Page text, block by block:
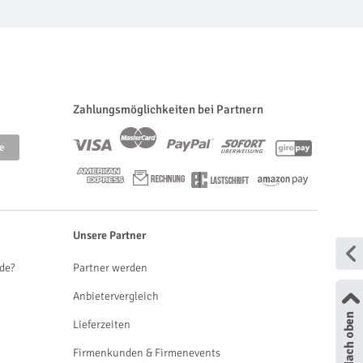
Zahlungsmöglichkeiten bei Partnern
Unsere Partner
Partner werden
Anbietervergleich
Lieferzeiten
Firmenkunden & Firmenevents